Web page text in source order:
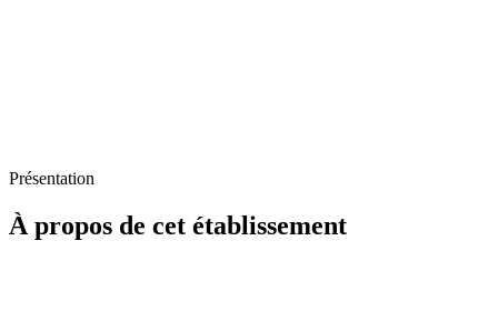
Présentation
À propos de cet établissement